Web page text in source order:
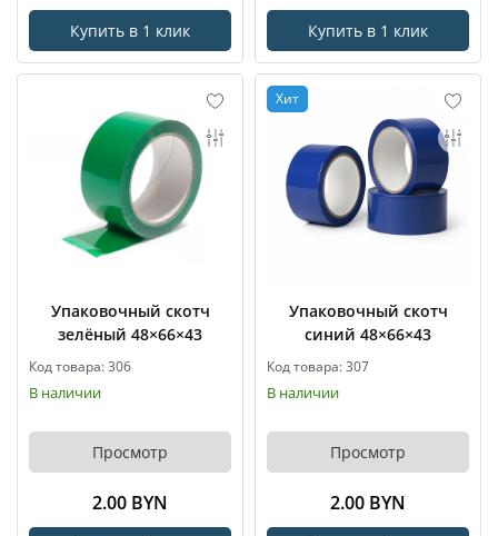
Купить в 1 клик Купить в 1 клик
Упаковочный скотч
зелёный 48×66×43
Код товара: 306
В наличии
Просмотр
2.00 BYN
Хит
Упаковочный скотч
синий 48×66×43
Код товара: 307
В наличии
Просмотр
2.00 BYN